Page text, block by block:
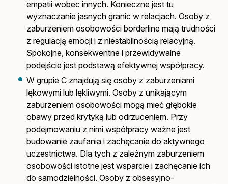
empatii wobec innych. Konieczne jest tu
wyznaczanie jasnych granic w relacjach. Osoby z
zaburzeniem osobowości borderline mają trudności
z regulacją emocji i z niestabilnością relacyjną.
Spokojne, konsekwentne i przewidywalne
podejście jest podstawą efektywnej współpracy.
W grupie C znajdują się osoby z zaburzeniami
lękowymi lub lękliwymi. Osoby z unikającym
zaburzeniem osobowości mogą mieć głębokie
obawy przed krytyką lub odrzuceniem. Przy
podejmowaniu z nimi współpracy ważne jest
budowanie zaufania i zachęcanie do aktywnego
uczestnictwa. Dla tych z zależnym zaburzeniem
osobowości istotne jest wsparcie i zachęcanie ich
do samodzielności. Osoby z obsesyjno-